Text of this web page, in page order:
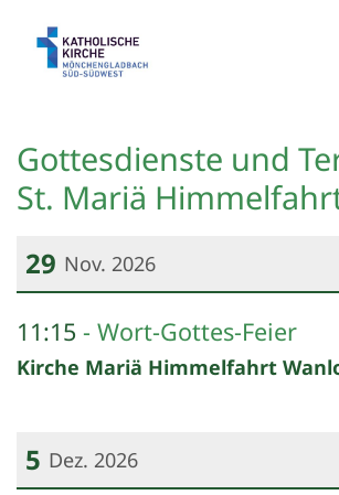
Gottesdienste und
St. Mariä
29 Nov. 2026
11:15 Wort-Gottes-Feier
Kirche Mariä Himmelfahrt
5 Dez. 2026